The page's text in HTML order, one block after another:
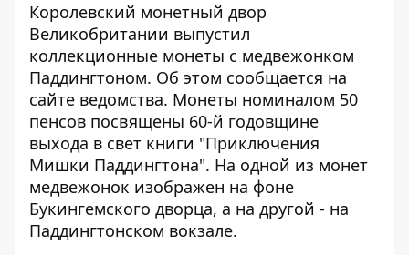
Королевский монетный двор
Великобритании выпустил
коллекционные монеты с медвежонком
Паддингтоном. Об этом сообщается на
сайте ведомства. Монеты номиналом 50
пенсов посвящены 60-й годовщине
выхода в свет книги "Приключения
Мишки Паддингтона". На одной из монет
медвежонок изображен на фоне
Букингемского дворца, а на другой - на
Паддингтонском вокзале.